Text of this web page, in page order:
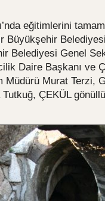
eğitimlerini
Belediyesi Genel
Daire Başkanı ve
Müdürü Murat Terzi,
ÇEKÜL